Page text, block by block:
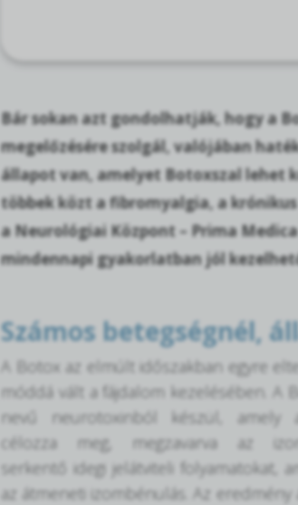
Bár sokan azt gondolhatják, hogy a
megelőzésére szolgál, valójában
állapot van, amelyet Botoxszal lehet
többek közt a fibromyalgia, a
a Neurológiai Központ – Prima
mindennapi gyakorlatban jól
Számos betegségnél,
A Botox az elmúlt időszakban egyre
móddá vált a fájdalom kezelésében. A
nevű neurotoxinból készül, amely
célozza meg, megzavarva az
serkentő idegi jelátviteli folyamatokat,
az átmeneti izombénulás. Az eredmény